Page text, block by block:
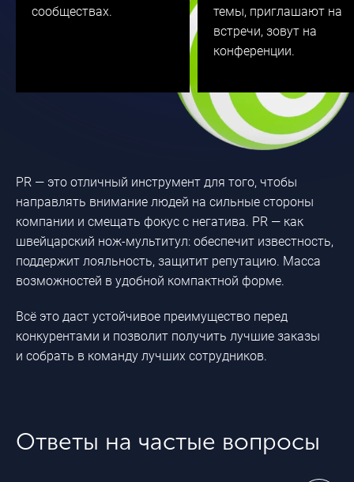
отраслевые рейтинги,
Публикации в СМИ и
блогах
сообществах.
темы, приглашают на
встречи, зовут на
конференции.
PR — это отличный инструмент для того, чтобы
направлять внимание людей на сильные стороны
компании и смещать фокус с негатива. PR — как
швейцарский нож-мультитул: обеспечит известность,
поддержит лояльность, защитит репутацию. Масса
возможностей в удобной компактной форме.
Всё это даст устойчивое преимущество перед
конкурентами и позволит получить лучшие заказы
и собрать в команду лучших сотрудников.
Ответы на частые вопросы